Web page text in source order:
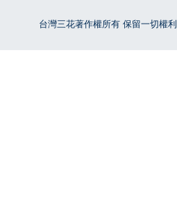
台灣三花著作權所有 保留一切權利